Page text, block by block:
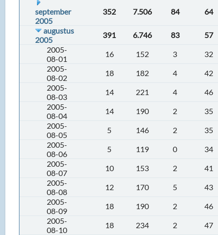
september
2005
352 7.506 84 64
augustus
2005
391 6.746 83
57
2005-
08-01
16 152 3
32
2005-
08-02
18 182 4
42
2005-
08-03
14 221 4
46
2005-
08-04
14 190 2
35
2005-
08-05
5 146 2
35
2005-
08-06
5 119 0
34
2005-
08-07
10 153 2
41
2005-
08-08
12 170 5
43
2005-
08-09
18 190 2
46
2005-
08-10
18 234 2 47